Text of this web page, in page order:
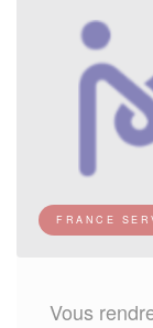
FRANCE
Vous